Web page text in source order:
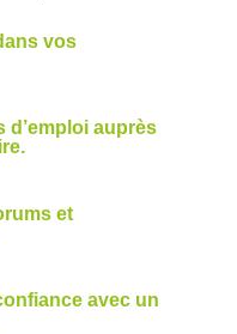
vos
d’emploi auprès
et
avec un